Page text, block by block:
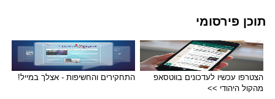
תוכן פירסומי
הצטרפו עכשיו לעדכונים בווטסאפ
מהקול היהודי >>
התחקירים והחשיפות - אצלך במייל!